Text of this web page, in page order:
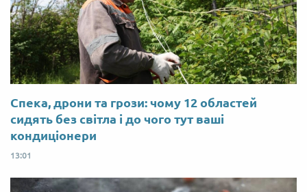
Спека, дрони та грози: чому 12 областей
сидять без світла і до чого тут ваші
кондиціонери
13:01